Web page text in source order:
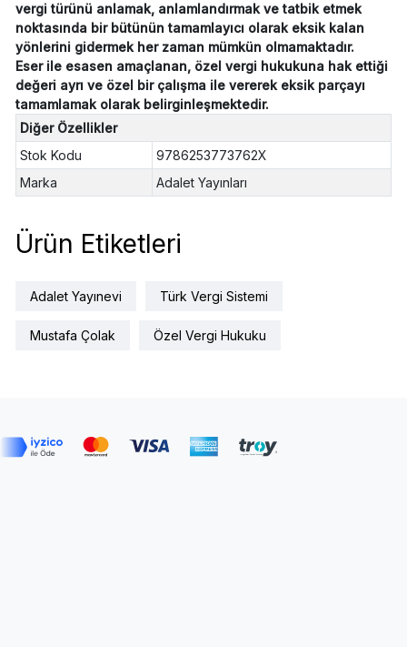
vergi türünü anlamak, anlamlandırmak ve tatbik etmek
noktasında bir bütünün tamamlayıcı olarak eksik kalan
yönlerini gidermek her zaman mümkün olmamaktadır.
Eser ile esasen amaçlanan, özel vergi hukukuna hak ettiği
değeri ayrı ve özel bir çalışma ile vererek eksik parçayı
tamamlamak olarak belirginleşmektedir.
Diğer Özellikler
Stok Kodu
9786253773762X
Marka
Adalet Yayınları
Ürün Etiketleri
Adalet Yayınevi Türk Vergi Sistemi
Mustafa Çolak Özel Vergi Hukuku